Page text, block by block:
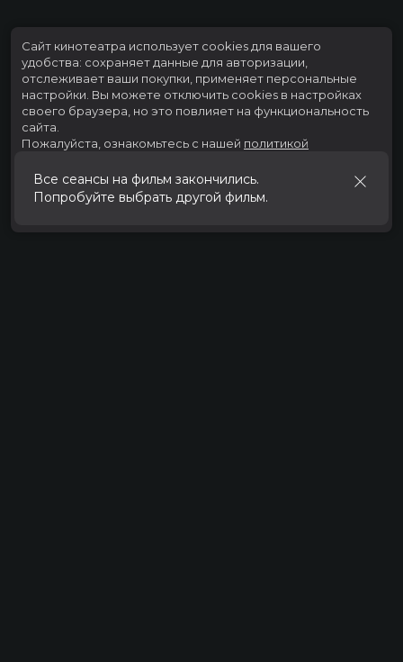
Все сеансы на фильм закончились.
Попробуйте выбрать другой фильм.
Сайт кинотеатра использует cookies для вашего
удобства: сохраняет данные для авторизации,
отслеживает ваши покупки, применяет персональные
настройки. Вы можете отключить cookies в настройках
своего браузера, но это повлияет на функциональность
сайта.
Пожалуйста, ознакомьтесь с нашей политикой
Принять